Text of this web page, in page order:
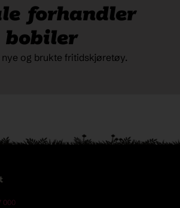
forhandler
og brukte fritidskjøretøy.
000